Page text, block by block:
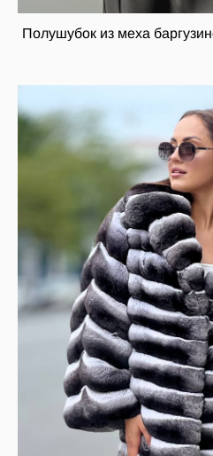
Полушубок из меха